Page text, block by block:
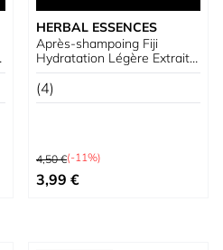
HERBAL ESSENCES
Après-shampoing Fiji
Hydratation Légère Extrait
de Noix de Coco
(4)
Prix normal
4,50 €(-11%)
Prix spécial
3,99 €